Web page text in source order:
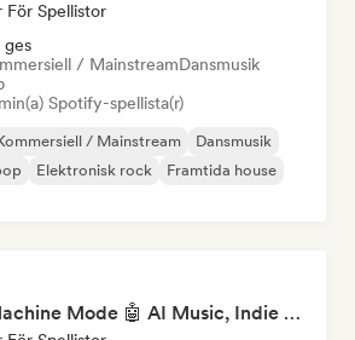
För Spellistor
ges
/ MainstreamDansmusik
Spotify-spellista(r)
/ Mainstream
Dansmusik
Elektronisk rock
Framtida house
Pop Machine Mode 🤖 AI Music, Indie Pop & Dream Pop